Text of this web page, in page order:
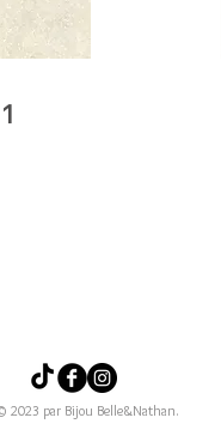
2023 par Bijou Belle&Nathan.